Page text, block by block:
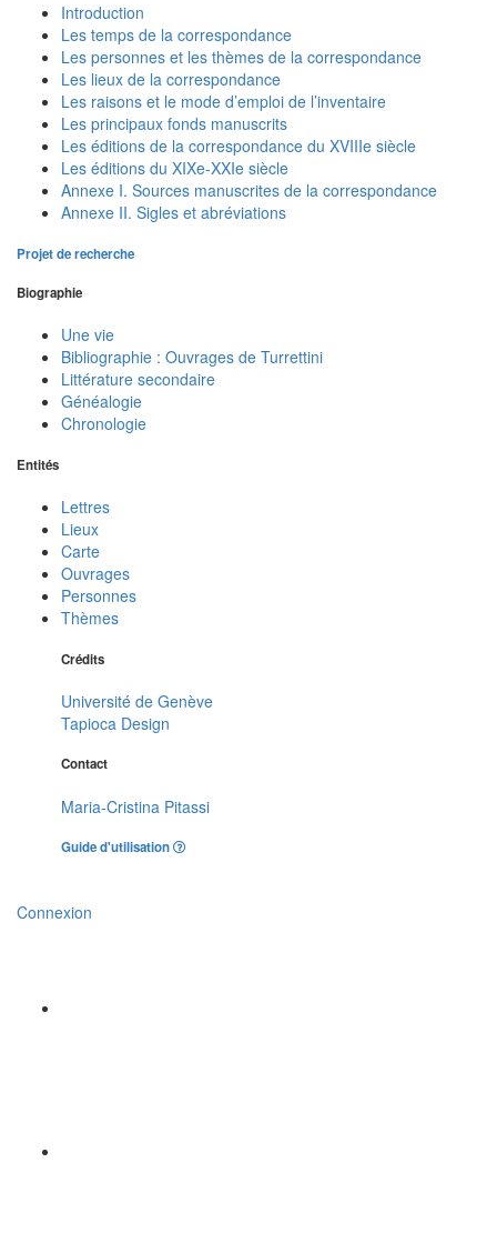
Introduction
Les temps de la correspondance
Les personnes et les thèmes de la correspondance
Les lieux de la correspondance
Les raisons et le mode d’emploi de l’inventaire
Les principaux fonds manuscrits
Les éditions de la correspondance du XVIIIe siècle
Les éditions du XIXe-XXIe siècle
Annexe I. Sources manuscrites de la correspondance
Annexe II. Sigles et abréviations
Projet de recherche
Biographie
Une vie
Bibliographie : Ouvrages de Turrettini
Littérature secondaire
Généalogie
Chronologie
Entités
Lettres
Lieux
Carte
Ouvrages
Personnes
Thèmes
Crédits
Université de Genève
Tapioca Design
Contact
Maria-Cristina Pitassi
Guide d'utilisation
Connexion